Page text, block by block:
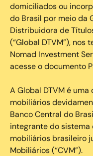
domiciliados ou
do Brasil por meio da
Distribuidora de
(“Global DTVM”),
Nomad Investment
acesse o documento
A Global DTVM é
mobiliários
Banco Central do
integrante do
mobiliários brasileiro
Mobiliários (“CVM”).